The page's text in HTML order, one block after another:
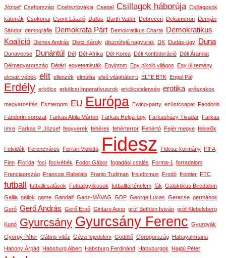
József Csehország Csehszlovákia Csepel Csillagok háborúja Csillagosok
katonák Csokonai Csont László Dallas Darth Vader Debrecen Dekameron Demján
Sándor demográfia Demokrata Párt Demokratikus Charta
Demokratikus
Koalíció Dienes András Dietz Károly disznófejű nagyurak DK Dudás-ügy Duna
Dunavecse Dunántúl Dél Dél-Afrika Dél-Korea Déli Konföderáció Déli Áramlat
Délmagyarország Détári egyetemisták Egyiptom Egy pikoló világos Egy új remény
elcsalt vébék elit ellenzék elmúlás első világháború ELTE BTK Engel Pál
Erdély erkölcs erkölcsi imperatívuszok erkölcstelenség erotika erőszakos
magyarosítás Esztergom EU Európa Ewing-party ezüstcsapat Fandorin
Fandorin-sorozat Farkas Attila Márton Farkas Helga-ügy Farkasházy Tivadar Farkas
Imre Farkas P. József fegyverek fehérek fehérterror Fehértó Fejér megye felkelők
Felvidék Ferencváros Ferrari Violetta Fidesz Fidesz-kormány FIFA
Finn Florida foci focivébék Fodor Gábor fogadási csalás Forma-1
forradalom
Franciaország Francois Rabelais Franjo Tudjman freudizmus Frodó frontier FTC
futball futballcsalások Futballgyilkosok futballtörténelem fák Galaktikus Birodalom
Gallia gallok game Gandalf Ganz-MÁVAG GDP George Lucas Gerecse germánok
Gerő Gerő András Gerő Ernő Gintaro Aono gróf Bethlen István gróf Klebelsberg
Kunó Gyurcsány Gyurcsány Ferenc Gyurgyák
György Péter Gábris vitéz Géza fejedelem Gödöllő Görögország Habayarimana
Habony Árpád Habsburg Albert Habsburg Ferdinánd Habsburgok Hajdú Péter